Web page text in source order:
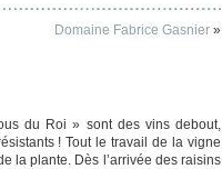
Domaine Fabrice Gasnier »
du Roi » sont des vins debout,
! Tout le travail de la vigne
la plante. Dès l’arrivée des raisins